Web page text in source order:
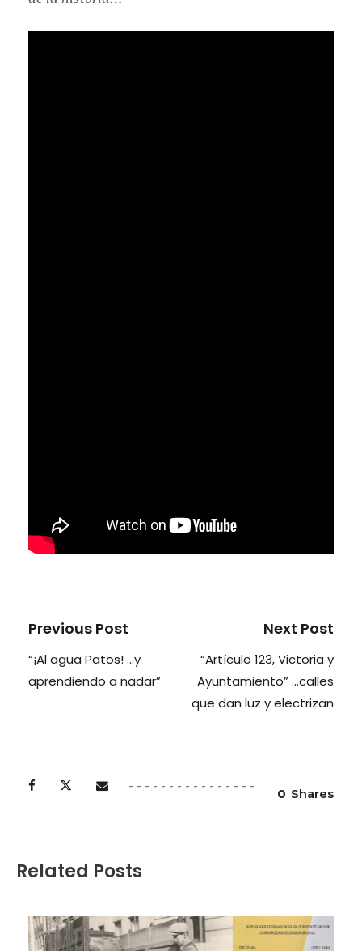
Previous Post
“¡Al agua Patos! …y
aprendiendo a nadar”
Next Post
“Artículo 123, Victoria y
Ayuntamiento” …calles
que dan luz y electrizan
0 Shares
Related Posts